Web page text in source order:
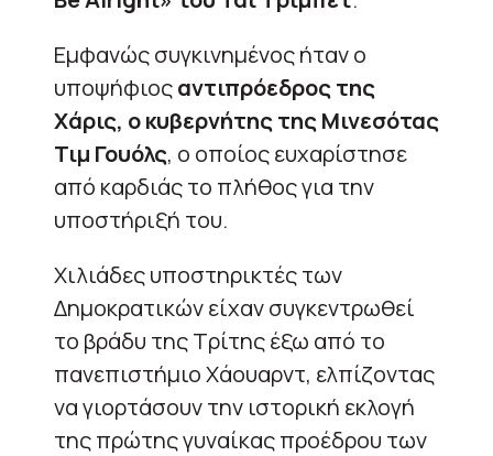
Εμφανώς συγκινημένος ήταν ο
υποψήφιοςαντιπρόεδρος της
Χάρις, ο κυβερνήτης της Μινεσότας
Τιμ Γουόλς, ο οποίος ευχαρίστησε
από καρδιάς το πλήθος για την
υποστήριξή του.
Χιλιάδες υποστηρικτές των
Δημοκρατικών είχαν συγκεντρωθεί
το βράδυ της Τρίτης έξω από το
πανεπιστήμιο Χάουαρντ, ελπίζοντας
να γιορτάσουν την ιστορική εκλογή
της πρώτης γυναίκας προέδρου των